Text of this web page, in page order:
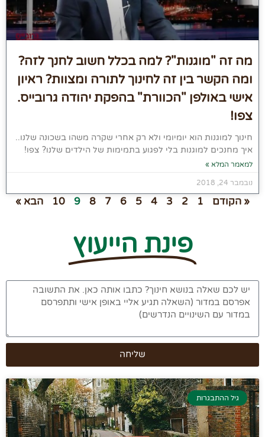
מה זה "מוגנות"? למה בכלל חשוב לחנך לזה?
ומה הקשר בין זה לחינוך לתורה ומצוות? ראיון
אישי באולפן "הכוורת" בהפקת יהודה גרובייס.
צפו!
חינוך למוגנות הוא יומיומי ולא רק אחרי שקרה משהו בשכונה שלנו..
איך מחנכים למוגנות בלי לפגוע בתמימות של הילדים שלנו? צפו!
למאמר המלא »
נובמבר 24, 2018
« הקודם 1
2
3
4
5
6
7
8
9
10 הבא »
פינת הייעוץ
שליחה
גיל ההתבגרות